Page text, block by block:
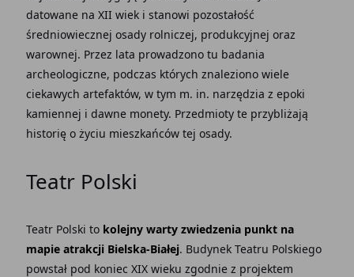
datowane na XII wiek i stanowi pozostałość
średniowiecznej osady rolniczej, produkcyjnej oraz
warownej. Przez lata prowadzono tu badania
archeologiczne, podczas których znaleziono wiele
ciekawych artefaktów, w tym m. in. narzędzia z epoki
kamiennej i dawne monety. Przedmioty te przybliżają
historię o życiu mieszkańców tej osady.
Teatr Polski
Teatr Polski to kolejny warty zwiedzenia punkt na
mapie atrakcji Bielska-Białej. Budynek Teatru Polskiego
powstał pod koniec XIX wieku zgodnie z projektem